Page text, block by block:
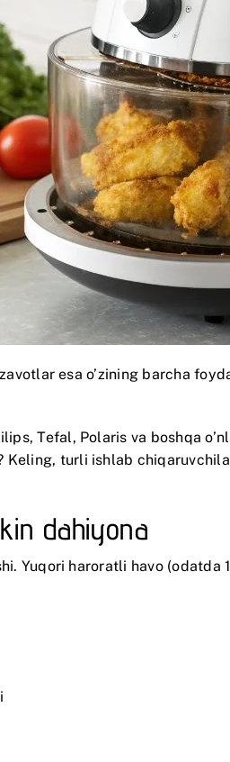
esa o’zining barcha
Tefal, Polaris va boshqa
Keling, turli ishlab
dahiyona
Yuqori haroratli havo